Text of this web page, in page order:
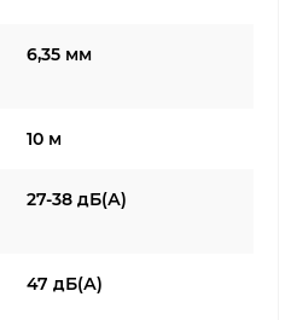
6,35 мм
10 м
27-38 дБ(А)
47 дБ(А)